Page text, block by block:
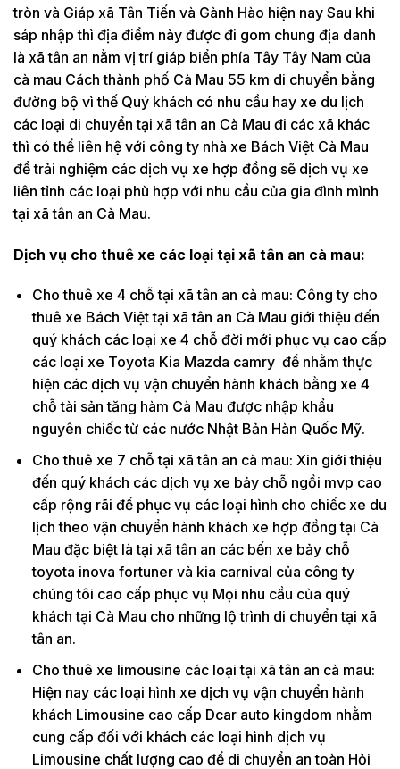
tròn và Giáp xã Tân Tiến và Gành Hào hiện nay Sau khi
sáp nhập thì địa điểm này được đi gom chung địa danh
là xã tân an nằm vị trí giáp biển phía Tây Tây Nam của
cà mau Cách thành phố Cà Mau 55 km di chuyển bằng
đường bộ vì thế Quý khách có nhu cầu hay xe du lịch
các loại di chuyển tại xã tân an Cà Mau đi các xã khác
thì có thể liên hệ với công ty nhà xe Bách Việt Cà Mau
để trải nghiệm các dịch vụ xe hợp đồng sẽ dịch vụ xe
liên tỉnh các loại phù hợp với nhu cầu của gia đình mình
tại xã tân an Cà Mau.
Dịch vụ cho thuê xe các loại tại xã tân an cà mau:
Cho thuê xe 4 chỗ tại xã tân an cà mau: Công ty cho
thuê xe Bách Việt tại xã tân an Cà Mau giới thiệu đến
quý khách các loại xe 4 chỗ đời mới phục vụ cao cấp
các loại xe Toyota Kia Mazda camry để nhằm thực
hiện các dịch vụ vận chuyển hành khách bằng xe 4
chỗ tài sản tăng hàm Cà Mau được nhập khẩu
nguyên chiếc từ các nước Nhật Bản Hàn Quốc Mỹ.
Cho thuê xe 7 chỗ tại xã tân an cà mau: Xin giới thiệu
đến quý khách các dịch vụ xe bảy chỗ ngồi mvp cao
cấp rộng rãi để phục vụ các loại hình cho chiếc xe du
lịch theo vận chuyển hành khách xe hợp đồng tại Cà
Mau đặc biệt là tại xã tân an các bến xe bảy chỗ
toyota inova fortuner và kia carnival của công ty
chúng tôi cao cấp phục vụ Mọi nhu cầu của quý
khách tại Cà Mau cho những lộ trình di chuyển tại xã
tân an.
Cho thuê xe limousine các loại tại xã tân an cà mau:
Hiện nay các loại hình xe dịch vụ vận chuyển hành
khách Limousine cao cấp Dcar auto kingdom nhằm
cung cấp đối với khách các loại hình dịch vụ
Limousine chất lượng cao để di chuyển an toàn Hỏi